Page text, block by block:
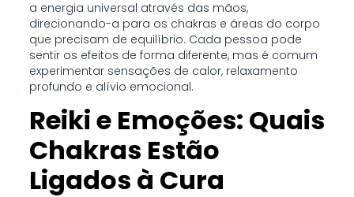
a energia universal através das mãos,
direcionando-a para os chakras e áreas do corpo
que precisam de equilíbrio. Cada pessoa pode
sentir os efeitos de forma diferente, mas é comum
experimentar sensações de calor, relaxamento
profundo e alívio emocional.
Reiki e Emoções: Quais
Chakras Estão
Ligados à Cura